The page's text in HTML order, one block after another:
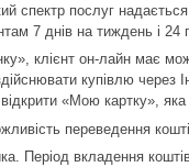
спектр послуг
7 днів на тиждень і 24
клієнт он-лайн має
купівлю
«Мою картку»,
переведення
Період вкладення